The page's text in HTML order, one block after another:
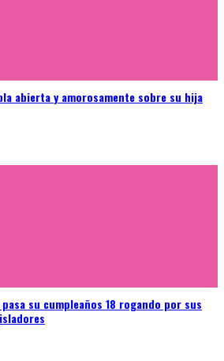
abierta y amorosamente sobre su hija
su cumpleaños 18 rogando por sus